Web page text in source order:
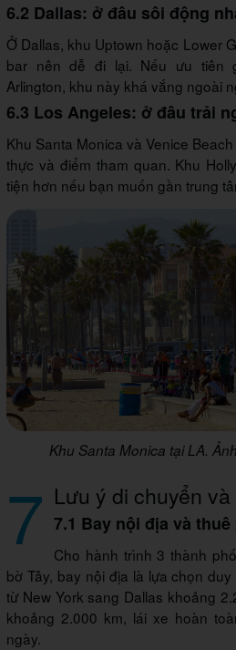
6.2 Dallas: ở đâu sôi động
Ở Dallas, khu Uptown hoặc Lower
bar nên dễ đi lại. Nếu ưu tiên
Arlington, khu này khá vắng ngoài
6.3 Los Angeles: ở đâu trải
Khu Santa Monica và Venice
thực và điểm tham quan. Khu
tiện hơn nếu bạn muốn gần trung
Khu Santa Monica tại LA.
7 Lưu ý di chuyển
7.1 Bay nội địa và thuê
Cho hành trình 3 thành
bờ Tây, bay nội địa là lựa chọn
từ New York sang Dallas khoảng
khoảng 2.000 km, lái xe hoàn
ngày.